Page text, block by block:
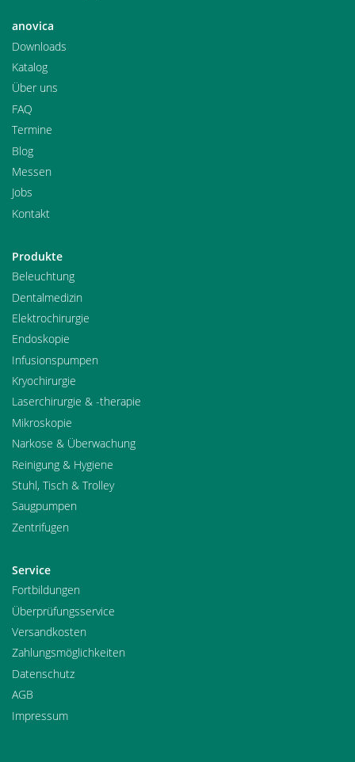
anovica
Downloads
Katalog
Über uns
FAQ
Termine
Blog
Messen
Jobs
Kontakt
Produkte
Beleuchtung
Dentalmedizin
Elektrochirurgie
Endoskopie
Infusionspumpen
Kryochirurgie
Laserchirurgie & -therapie
Mikroskopie
Narkose & Überwachung
Reinigung & Hygiene
Stuhl, Tisch & Trolley
Saugpumpen
Zentrifugen
Service
Fortbildungen
Überprüfungsservice
Versandkosten
Zahlungsmöglichkeiten
Datenschutz
AGB
Impressum